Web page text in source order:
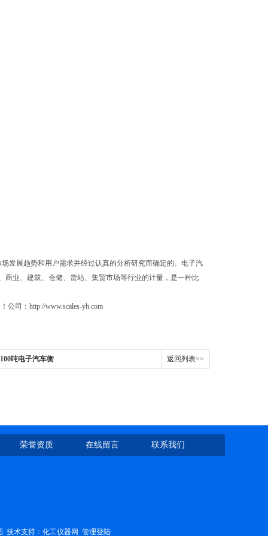
发展趋势和用户需求并经过认真的分析研究而确定的。电子汽
业、建筑、仓储、货站、集贸市场等行业的计量，是一种比
司：http://www.scales-yh.com
吨电子汽车衡 返回列表>>
荣誉资质 在线留言 联系我们
技术支持： 化工仪器网 管理登陆